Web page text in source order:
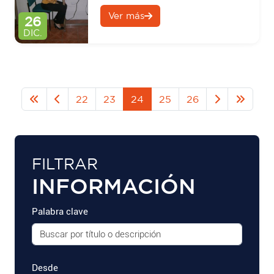
FILTRAR
INFORMACIÓN
Palabra clave
Desde
26
DIC.
Oftalmológica
Ver más
22 23 24 25 26